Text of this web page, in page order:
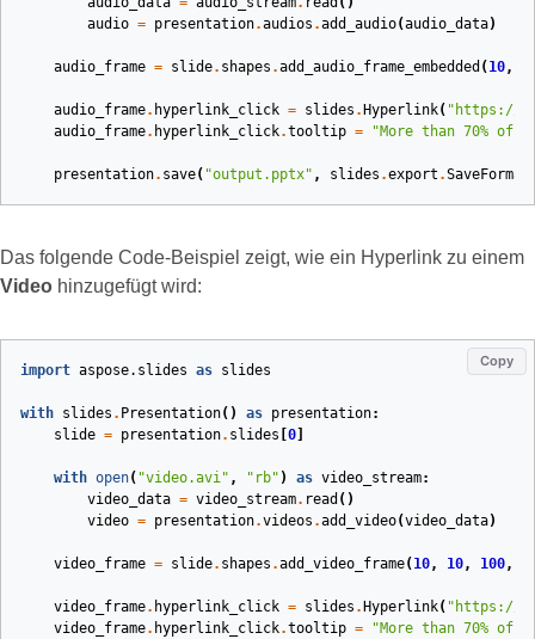
audio = presentation.audios .add_audio(audio_data)
audio_frame = slide. shapes .add_audio_frame_embedded ( 10,
audio_frame. hyperlink_click = slides . Hyperlink( "https://
audio_frame. hyperlink_click.tooltip = "More than 70% of
presentation. save( "output.pptx" , slides .export .SaveFormat
Das folgende Code‑Beispiel zeigt, wie ein Hyperlink zu einem
Video hinzugefügt wird:
Copy
import aspose.slides as slides
with slides . Presentation() as presentation:
slide = presentation. slides 0
with open( "video.avi" , "rb" ) as video_stream:
video_data = video_stream. read ()
video = presentation.videos .add_video(video_data)
video_frame = slide. shapes .add_video_frame( 10, 10, 100,
video_frame. hyperlink_click = slides . Hyperlink( "https://
video_frame. hyperlink_click.tooltip = "More than 70% of